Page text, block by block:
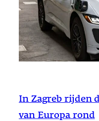
In Zagreb rijden
van Europa rond